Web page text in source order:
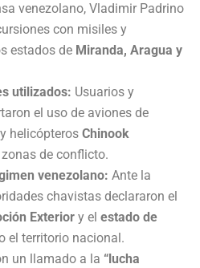
venezolano, Vladimir Padrino
con misiles y
estados de Miranda, Aragua y
utilizados: Usuarios y
el uso de aviones de
helicópteros Chinook
de conflicto.
venezolano: Ante la
chavistas declararon el
Exterior y el estado de
el territorio nacional.
un llamado a la “lucha